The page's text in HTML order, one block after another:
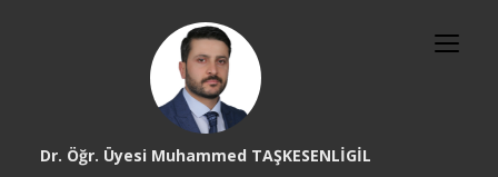
Dr. Öğr. Üyesi Muhammed TAŞKESENLİGİL